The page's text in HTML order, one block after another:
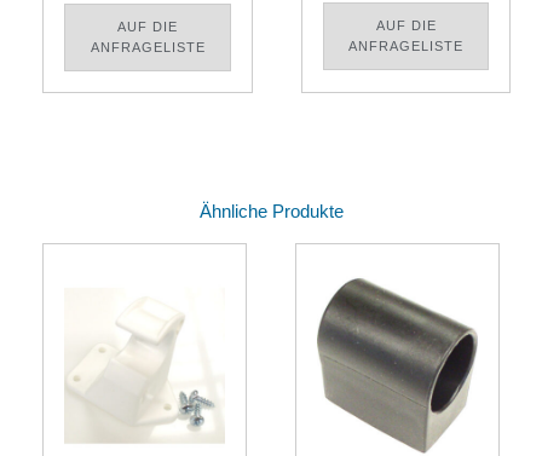
AUF DIE
ANFRAGELISTE
AUF DIE
ANFRAGELISTE
Ähnliche Produkte